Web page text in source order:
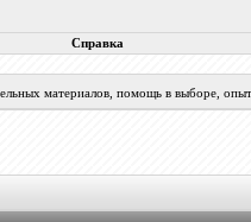
Справка
материалов, помощь в выборе,